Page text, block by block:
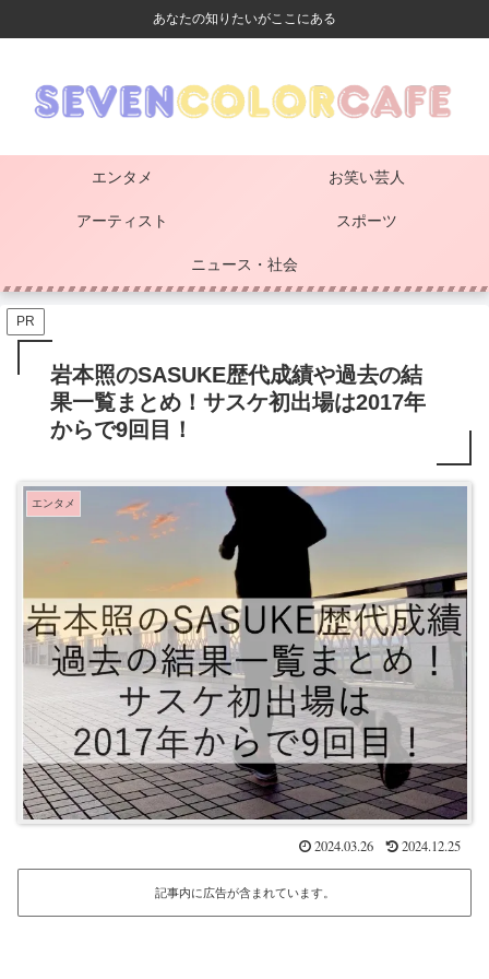
あなたの知りたいがここにある
エンタメ お笑い芸人
アーティスト スポーツ
ニュース・社会
PR
岩本照のSASUKE歴代成績や過去の結
果一覧まとめ！サスケ初出場は2017年
からで9回目！
エンタメ
2024.03.26 2024.12.25
記事内に広告が含まれています。